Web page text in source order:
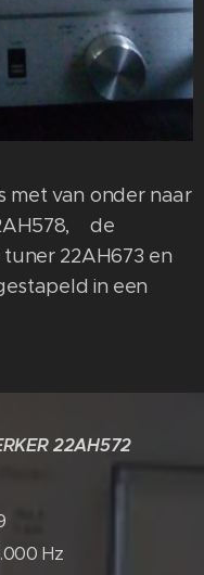
met van onder naar
de
22AH673 en
in een
22AH572
Hz